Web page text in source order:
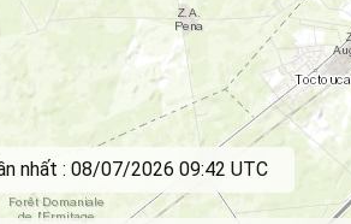
nhất : 08/07/2026 09:42 UTC